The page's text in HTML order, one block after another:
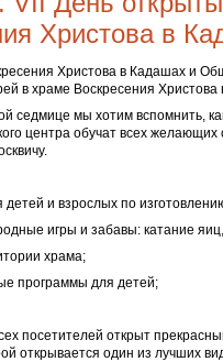
Христова в
Христова в Кадашах и
в храме Воскресения
седмице мы хотим вспомнить,
центра обучат всех
детей и взрослых по
игры и забавы: катание
храма;
программы для детей;
посетителей открыт
открывается один из лучших